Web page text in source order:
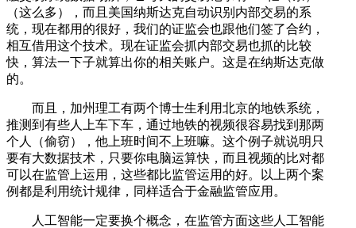
（这么多），而且美国纳斯达克自动识别内部交易的系
统，现在都用的很好，我们的证监会也跟他们签了合约，
相互借用这个技术。现在证监会抓内部交易也抓的比较
快，算法一下子就算出你的相关账户。这是在纳斯达克做
的。
而且，加州理工有两个博士生利用北京的地铁系统，
推测到有些人上车下车，通过地铁的视频很容易找到那两
个人（偷窃），他上班时间不上班嘛。这个例子就说明只
要有大数据技术，只要你电脑运算快，而且视频的比对都
可以在监管上运用，这些都比监管运用的好。以上两个案
例都是利用统计规律，同样适合于金融监管应用。
人工智能一定要换个概念，在监管方面这些人工智能